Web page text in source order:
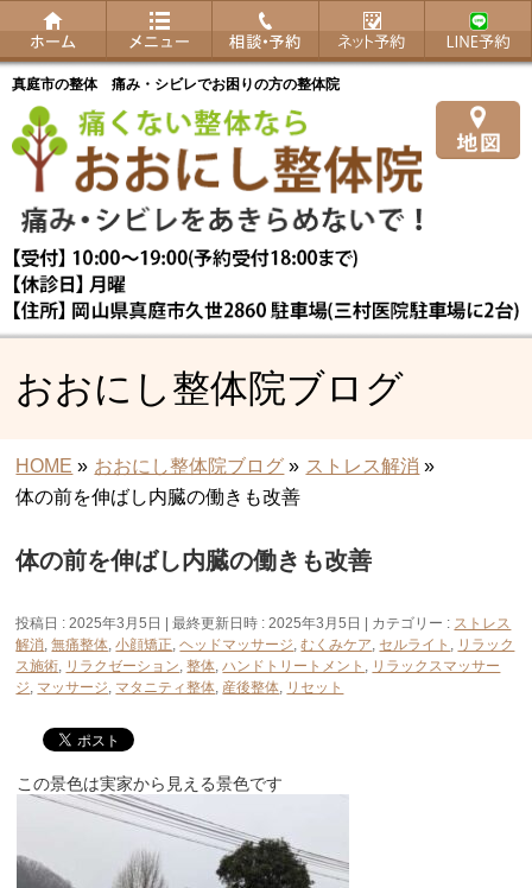
真庭市の整体 痛み・シビレでお困りの方の整体院
おおにし整体院ブログ
HOME » おおにし整体院ブログ » ストレス解消 »
体の前を伸ばし内臓の働きも改善
体の前を伸ばし内臓の働きも改善
投稿日 : 2025年3月5日 最終更新日時 : 2025年3月5日 カテゴリー : ストレス
解消,無痛整体,小顔矯正,ヘッドマッサージ,むくみケア, セルライト , リラック
ス施術, リラクゼーション,整体,ハンドトリートメント , リラックスマッサー
ジ, マッサージ, マタニティ整体, 産後整体, リセット
この景色は実家から見える景色です